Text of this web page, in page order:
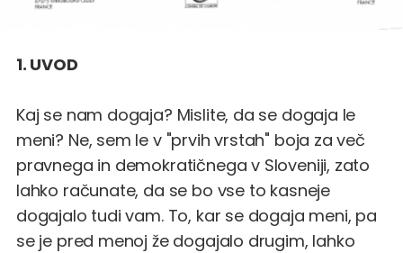
1. UVOD
Kaj se nam dogaja? Mislite, da se dogaja le
meni? Ne, sem le v "prvih vrstah" boja za več
pravnega in demokratičnega v Sloveniji, zato
lahko računate, da se bo vse to kasneje
dogajalo tudi vam. To, kar se dogaja meni, pa
se je pred menoj že dogajalo drugim, lahko